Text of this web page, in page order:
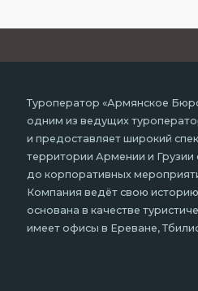
Туроператор «Армянское
одним из ведущих
и предоставляет широкий
территории Армении и
до корпоративных
Компания ведёт свою
основана в качестве
имеет офисы в Ереване,